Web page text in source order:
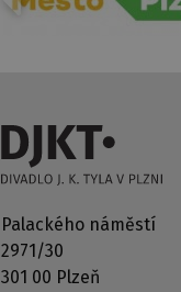
Palackého náměstí
2971/30
301 00 Plzeň